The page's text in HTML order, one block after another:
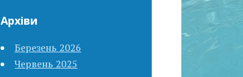
Архіви
Березень 2026
Червень 2025